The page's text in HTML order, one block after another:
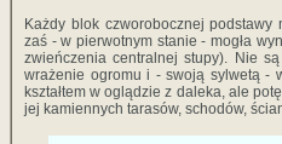
Każdy blok czworobocznej podstawy
zaś - w pierwotnym stanie - mogła
zwieńczenia centralnej stupy). Nie
wrażenie ogromu i - swoją sylwetą -
kształtem w oglądzie z daleka, ale
jej kamiennych tarasów, schodów,